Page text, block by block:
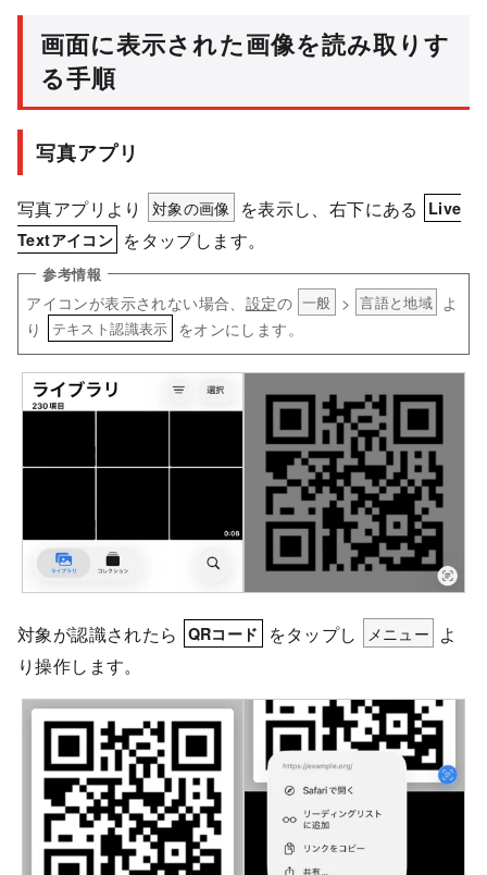
画面に表示された画像を読み取りす
る手順
写真アプリ
写真アプリより 対象の画像 を表示し、右下にある
Live
Textアイコン をタップします。
アイコンが表示されない場合、 設定の 一般 > 言語と地域 よ
り
テキスト認識表示 をオンにします。
対象が認識されたら QRコード をタップし メニュー よ
り操作します。